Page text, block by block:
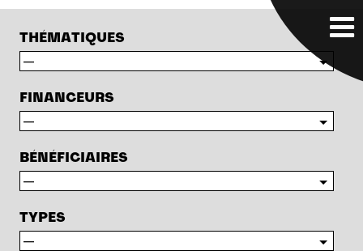
THÉMATIQUES
FINANCEURS
BÉNÉFICIAIRES
TYPES